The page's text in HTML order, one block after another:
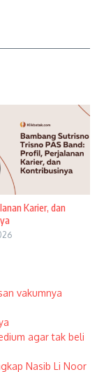
Karier, dan
vakumnya
agar tak beli
Nasib Li Noor